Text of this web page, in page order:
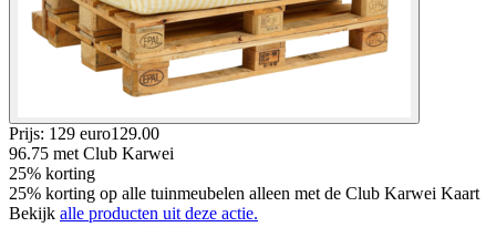
Prijs: 129 euro129.00
96.75 met Club Karwei
25% korting
25% korting op alle tuinmeubelen alleen met de Club Karwei Kaart
Bekijk alle producten uit deze actie.